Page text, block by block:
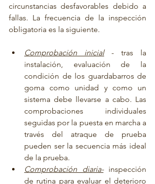
circunstancias desfavorables debido a
fallas. La frecuencia de la inspección
obligatoria es la siguiente.
Comprobación inicial - tras la
instalación, evaluación de la
condición de los guardabarros de
goma como unidad y como un
sistema debe llevarse a cabo. Las
comprobaciones individuales
seguidas por la puesta en marcha a
través del atraque de prueba
pueden ser la secuencia más ideal
de la prueba.
Comprobación diaria-
inspección
de rutina para evaluar el deterioro